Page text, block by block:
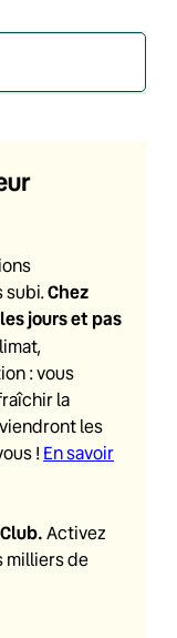
subi.Chez
jours et pas
: vous
la
les
! En savoir
. Activez
milliers de